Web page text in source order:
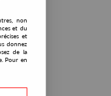
non
et du
et
donnez
de la
Pour en